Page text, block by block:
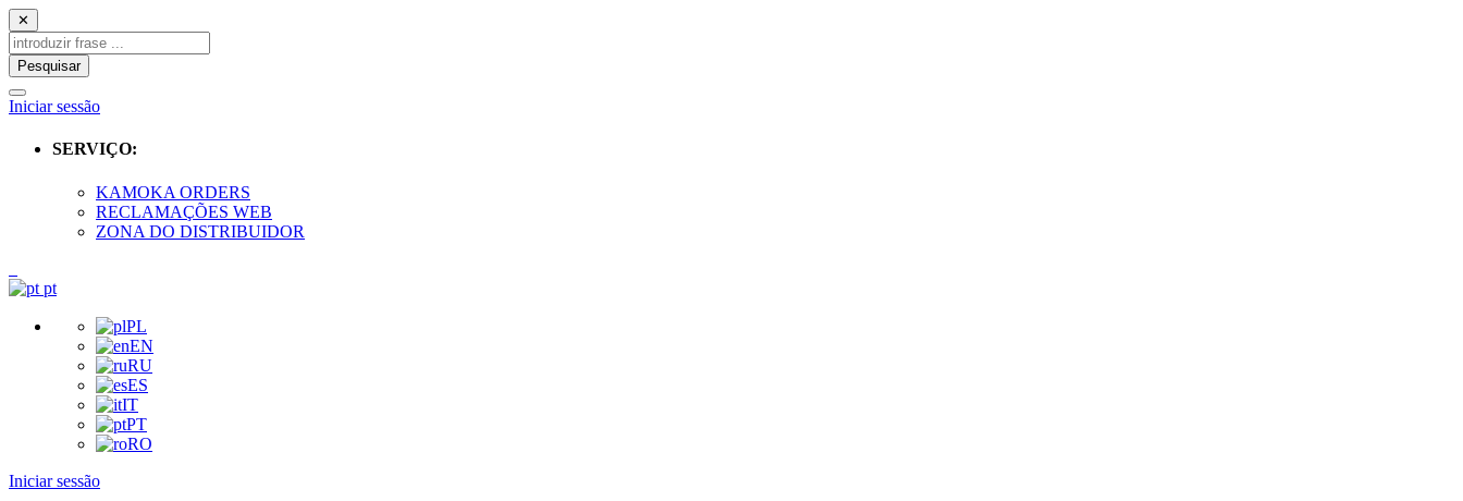
✕
Pesquisar
Iniciar sessão
SERVIÇO:
KAMOKA ORDERS
RECLAMAÇÕES WEB
ZONA DO DISTRIBUIDOR
pt
PL
EN
RU
ES
IT
PT
RO
Iniciar sessão